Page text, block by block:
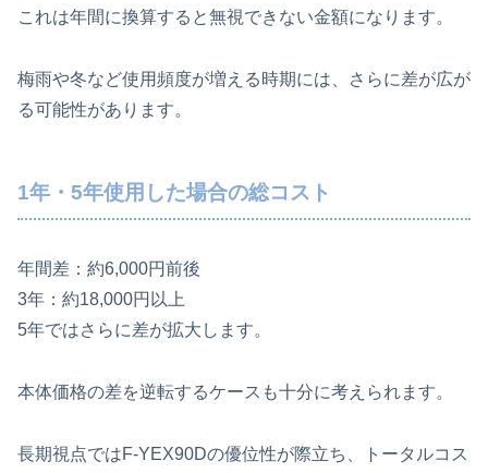
これは年間に換算すると無視できない金額になります。
梅雨や冬など使用頻度が増える時期には、さらに差が広が
る可能性があります。
1年・5年使用した場合の総コスト
年間差：約6,000円前後
3年：約18,000円以上
5年ではさらに差が拡大します。
本体価格の差を逆転するケースも十分に考えられます。
長期視点ではF‑YEX90Dの優位性が際立ち、トータルコス